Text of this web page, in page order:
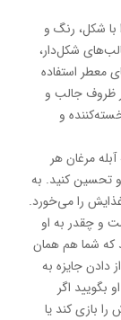
شکل، رنگ و
شکل‌دار،
معطر استفاده
ظروف جالب و
و
مرغان هر
تحسین کنید. به
را می‌خورد.
و چقدر به او
که شما هم همان
دادن جایزه به
بگویید اگر
بازی کند یا